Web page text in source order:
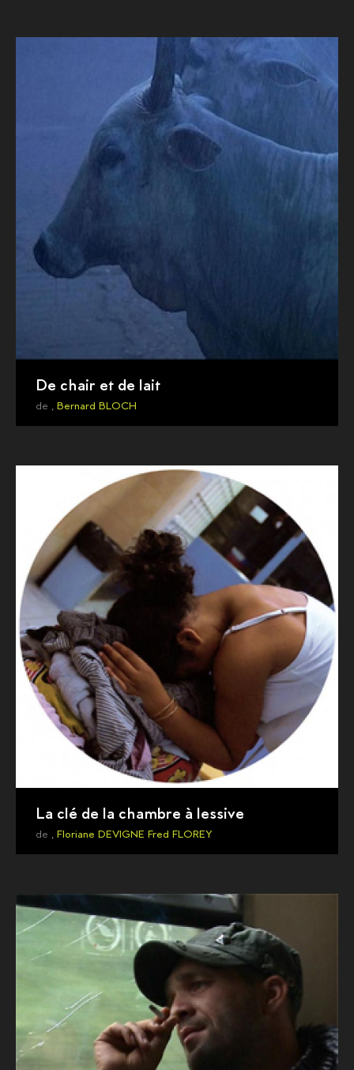
De chair et de lait
de , Bernard BLOCH
La clé de la chambre à lessive
de , Floriane DEVIGNE Fred FLOREY